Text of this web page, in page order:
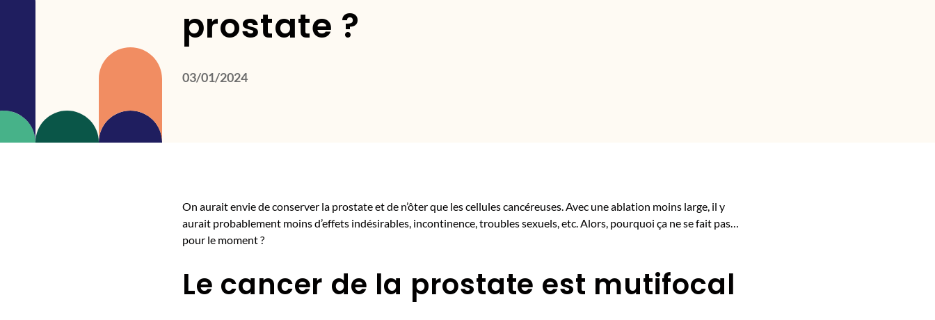
prostate ?
03/01/2024
On aurait envie de conserver la prostate et de n’ôter que les cellules cancéreuses. Avec une ablation moins large, il y
aurait probablement moins d’effets indésirables, incontinence, troubles sexuels, etc. Alors, pourquoi ça ne se fait pas…
pour le moment ?
Le cancer de la prostate est mutifocal